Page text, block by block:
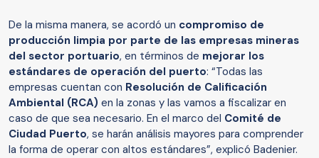
De la misma manera, se acordó un compromiso de
producción limpia por parte de las empresas mineras
del sector portuario, en términos de mejorar los
estándares de operación del puerto: “Todas las
empresas cuentan con Resolución de Calificación
Ambiental (RCA) en la zonas y las vamos a fiscalizar en
caso de que sea necesario. En el marco del Comité de
Ciudad Puerto, se harán análisis mayores para comprender
la forma de operar con altos estándares”, explicó Badenier.